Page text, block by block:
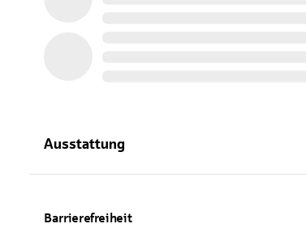
Ausstattung
Barrierefreiheit